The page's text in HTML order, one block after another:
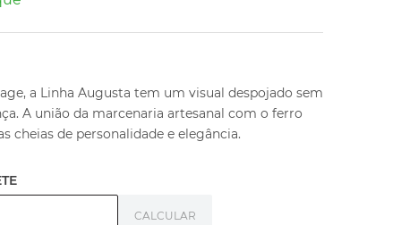
a Linha Augusta tem um visual despojado sem
A união da marcenaria artesanal com o ferro
cheias de personalidade e elegância.